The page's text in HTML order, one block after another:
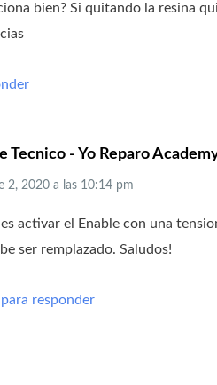
bien? Si quitando la resina
Tecnico - Yo Reparo
2, 2020 a las 10:14 pm
activar el Enable con una
ser remplazado. Saludos!
responder